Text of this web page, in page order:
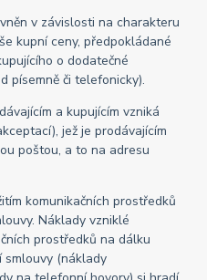
v závislosti na charakteru
kupní ceny, předpokládané
o dodatečné
písemně či telefonicky).
a kupujícím vzniká
jež je prodávajícím
poštou, a to na adresu
komunikačních prostředků
Náklady vzniklé
prostředků na dálku
smlouvy (náklady